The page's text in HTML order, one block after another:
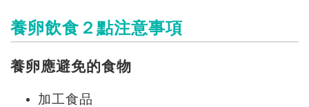
養卵飲食２ 點注意事項
養卵應避免的食物
加工食品